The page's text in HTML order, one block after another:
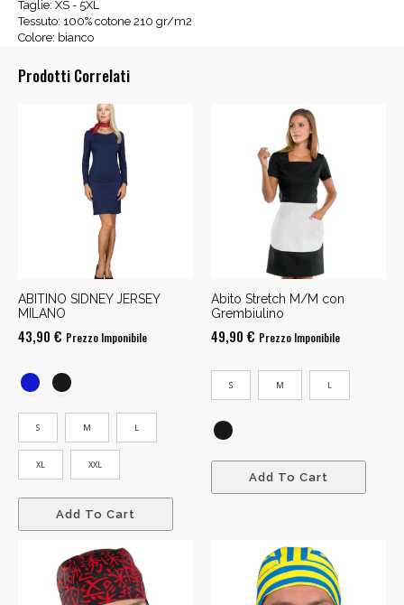
Taglie: XS - 5XL
Tessuto: 100% cotone 210 gr/m2
Colore: bianco
Prodotti Correlati
ABITINO SIDNEY JERSEY
MILANO
43,90 € Prezzo Imponibile
S M L
XL XXL
Add To Cart
Abito Stretch M/M con
Grembiulino
49,90 € Prezzo Imponibile
S M L
Add To Cart